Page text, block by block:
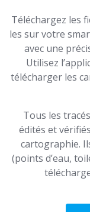
Téléchargez les
les sur votre
avec une
Utilisez
télécharger les
Tous les
édités et
cartographie.
(points d’eau,